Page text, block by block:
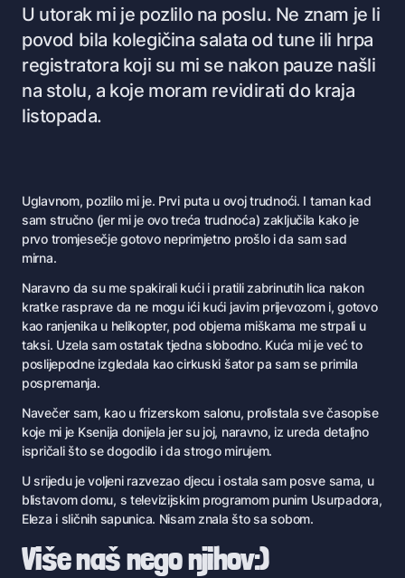
U utorak mi je pozlilo na poslu. Ne znam je li
povod bila kolegičina salata od tune ili hrpa
registratora koji su mi se nakon pauze našli
na stolu, a koje moram revidirati do kraja
listopada.
Uglavnom, pozlilo mi je. Prvi puta u ovoj trudnoći. I taman kad
sam stručno (jer mi je ovo treća trudnoća) zaključila kako je
prvo tromjesečje gotovo neprimjetno prošlo i da sam sad
mirna.
Naravno da su me spakirali kući i pratili zabrinutih lica nakon
kratke rasprave da ne mogu ići kući javim prijevozom i, gotovo
kao ranjenika u helikopter, pod objema miškama me strpali u
taksi. Uzela sam ostatak tjedna slobodno. Kuća mi je već to
poslijepodne izgledala kao cirkuski šator pa sam se primila
pospremanja.
Navečer sam, kao u frizerskom salonu, prolistala sve časopise
koje mi je Ksenija donijela jer su joj, naravno, iz ureda detaljno
ispričali što se dogodilo i da strogo mirujem.
U srijedu je voljeni razvezao djecu i ostala sam posve sama, u
blistavom domu, s televizijskim programom punim Usurpadora,
Eleza i sličnih sapunica. Nisam znala što sa sobom.
Više naš nego njihov:)